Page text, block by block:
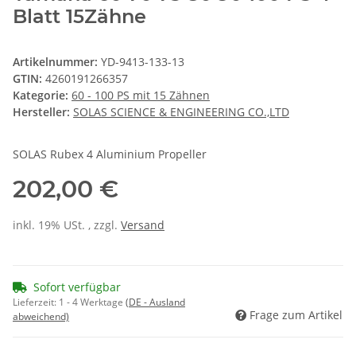
Blatt 15Zähne
Artikelnummer: YD-9413-133-13
GTIN: 4260191266357
Kategorie: 60 - 100 PS mit 15 Zähnen
Hersteller: SOLAS SCIENCE & ENGINEERING CO.,LTD
SOLAS Rubex 4 Aluminium Propeller
202,00 €
inkl. 19% USt. , zzgl. Versand
Sofort verfügbar
Lieferzeit: 1 - 4 Werktage (DE - Ausland
abweichend)
Frage zum Artikel